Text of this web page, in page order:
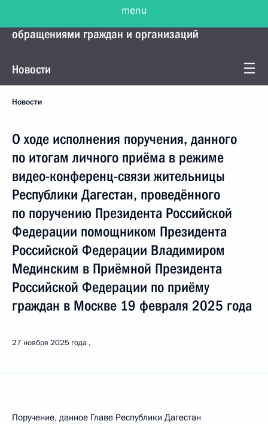
Управление Президента по работе с
обращениями граждан и организаций
Новости
Новости
О ходе исполнения поручения, данного
по итогам личного приёма в режиме
видео-конференц-связи жительницы
Республики Дагестан, проведённого
по поручению Президента Российской
Федерации помощником Президента
Российской Федерации Владимиром
Мединским в Приёмной Президента
Российской Федерации по приёму
граждан в Москве 19 февраля 2025 года
27 ноября 2025 года
Поручение, данное Главе Республики Дагестан